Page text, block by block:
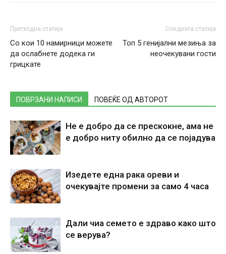
Претходна статија
Со кои 10 намирници можете
да ослабнете додека ги
грицкате
Следната статија
Топ 5 генијални мезиња за
неочекувани гости
ПОВРЗАНИ НАПИСИ ПОВЕЌЕ ОД АВТОРОТ
Не е добро да се прескокне, ама не
е добро ниту обилно да се појадува
Изедете една рака ореви и
очекувајте промени за само 4 часа
Дали чиа семето е здраво како што
се верува?